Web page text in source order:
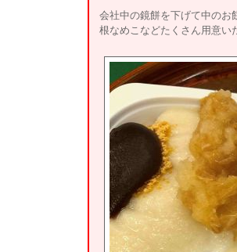
会社中の鏡餅を下げて中のお
根なめこなどたくさん用意い